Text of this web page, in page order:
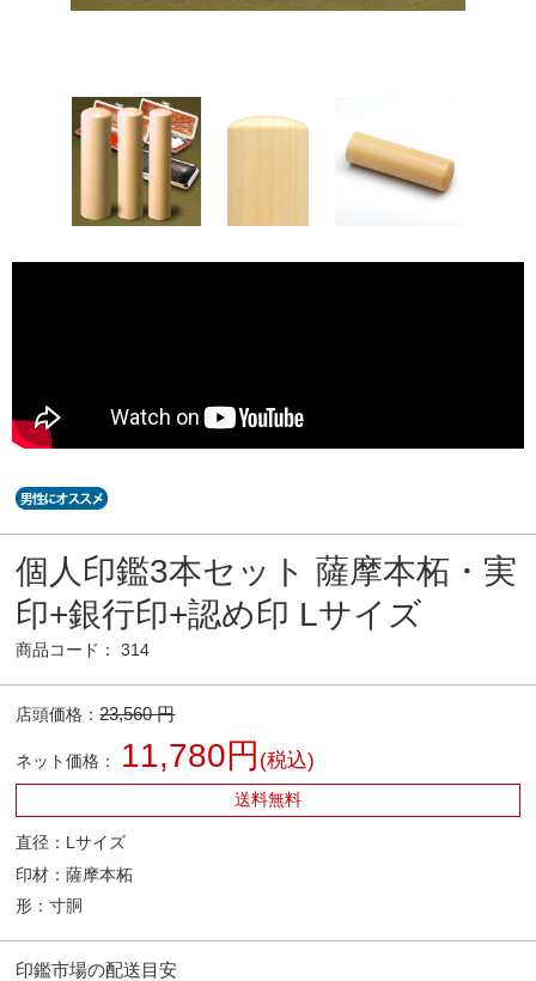
個人印鑑3本セット 薩摩本柘・実
印+銀行印+認め印 Lサイズ
商品コード： 314
店頭価格：23,560 円
ネット価格： 11,780円 (税込)
送料無料
直径：Lサイズ
印材：薩摩本柘
形：寸胴
印鑑市場の配送目安